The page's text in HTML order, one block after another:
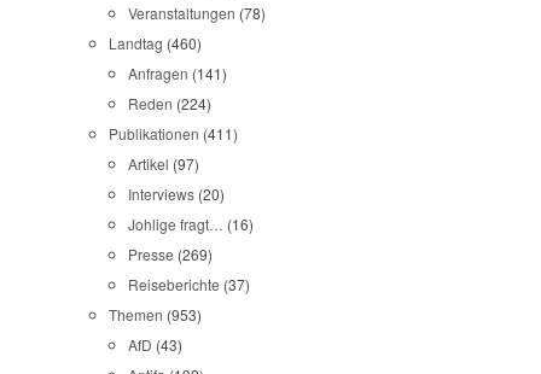
Veranstaltungen (78)
Landtag (460)
Anfragen (141)
Reden (224)
Publikationen (411)
Artikel (97)
Interviews (20)
Johlige fragt… (16)
Presse (269)
Reiseberichte (37)
Themen (953)
AfD (43)